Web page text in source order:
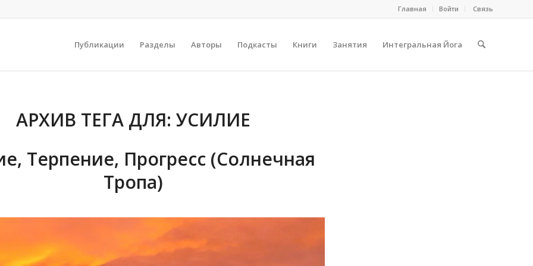
Главная Войти Cвязь
Публикации Разделы Авторы Подкасты Книги Занятия Интегральная Йога
АРХИВ ТЕГА ДЛЯ: УСИЛИЕ
Терпение, Прогресс (Солнечная
Тропа)